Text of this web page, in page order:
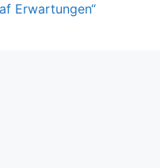
Erwartungen“